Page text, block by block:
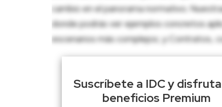
cambio en el panorama normativo.
donde podrás ver ejemplos concretos
escenarios más complejos; y Contratos,
Suscríbete a IDC y
beneficios Premium